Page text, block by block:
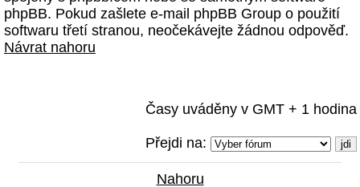
phpBB. Pokud zašlete e-mail phpBB Group o použití
softwaru třetí stranou, neočekávejte žádnou odpověď.
Návrat nahoru
Časy uváděny v GMT + 1 hodina
Přejdi na:
Nahoru